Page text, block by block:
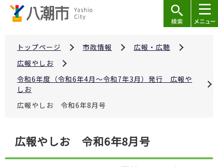
トップページ 市政情報
広報・広聴
広報やしお
令和6年度（令和6年4月～令和7年3月）発行 広報や
しお
広報やしお 令和6年8月号
こ
広報やしお 令和6年8月号